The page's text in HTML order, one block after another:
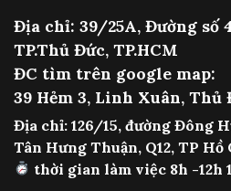
Địa chỉ: 39/25A, Đường số
TP.Thủ Đức, TP.HCM
ĐC tìm trên google map:
39 Hẻm 3, Linh Xuân, Thủ
Địa chỉ: 126/15, đường Đông
Tân Hưng Thuận, Q12, TP
thời gian làm việc 8h -12h